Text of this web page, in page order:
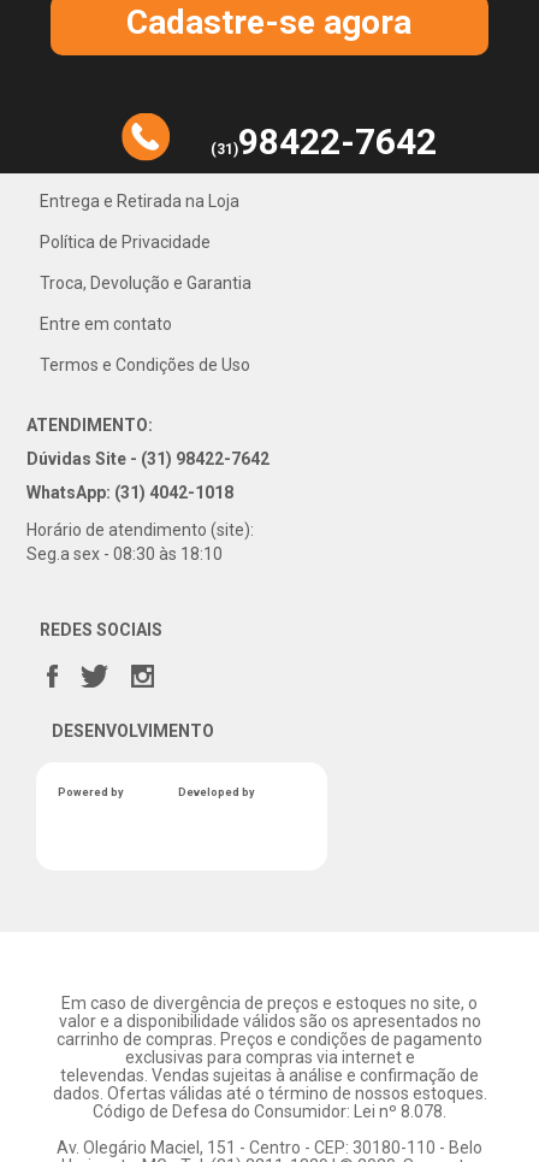
Cadastre-se agora
(31)98422-7642
4042-1018
Entrega e Retirada na Loja
Política de Privacidade
Troca, Devolução e Garantia
Entre em contato
Termos e Condições de Uso
ATENDIMENTO:
Dúvidas Site - (31) 98422-7642
WhatsApp: (31) 4042-1018
Horário de atendimento (site):
Seg.a sex - 08:30 às 18:10
REDES SOCIAIS
DESENVOLVIMENTO
Powered by Developed by
Em caso de divergência de preços e estoques no site, o
valor e a disponibilidade válidos são os apresentados no
carrinho de compras. Preços e condições de pagamento
exclusivas para compras via internet e
televendas. Vendas sujeitas à análise e confirmação de
dados. Ofertas válidas até o término de nossos estoques.
Código de Defesa do Consumidor: Lei nº 8.078.
Av. Olegário Maciel, 151 - Centro - CEP: 30180-110 - Belo